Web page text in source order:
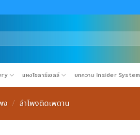
แผงโซลาร์เซลล์ บทความ Insider System
ง / ลำโพงติดเพดาน